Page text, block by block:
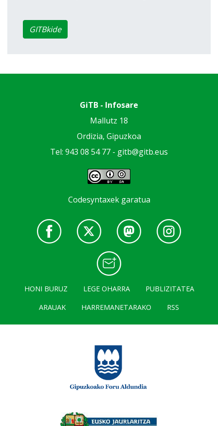
GITBkide
GiTB - Infosare
Mallutz 18
Ordizia, Gipuzkoa
Tel: 943 08 54 77 - gitb@gitb.eus
Codesyntaxek garatua
HONI BURUZ LEGE OHARRA
PUBLIZITATEA
ARAUAK
HARREMANETARAKO RSS